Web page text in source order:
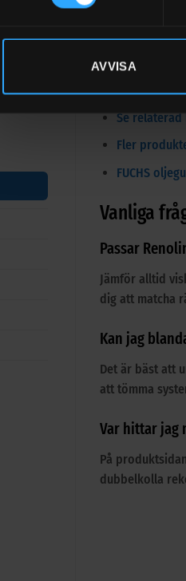
AVVISA
Se relaterad
Se
Fler
FUCHS
Vanliga
Passar
Jämför alltid
dig att matcha
Kan jag
Det är bäst att
att tömma
Var hittar jag
På
dubbelkolla